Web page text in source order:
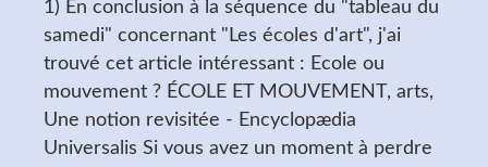
1) En conclusion à la séquence du "tableau du
samedi" concernant "Les écoles d'art", j'ai
trouvé cet article intéressant : Ecole ou
mouvement ? ÉCOLE ET MOUVEMENT, arts,
Une notion revisitée - Encyclopædia
Universalis Si vous avez un moment à perdre